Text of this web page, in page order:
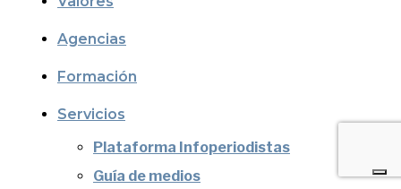
Agencias
Formación
Servicios
Plataforma Infoperiodistas
Guía de medios